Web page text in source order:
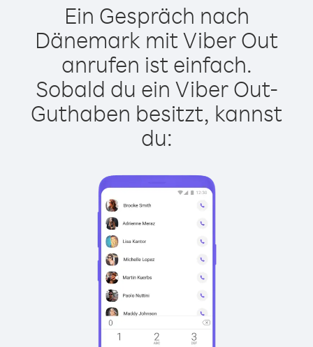
Ein Gespräch nach
Dänemark mit Viber Out
anrufen ist einfach.
Sobald du ein Viber Out-
Guthaben besitzt, kannst
du: